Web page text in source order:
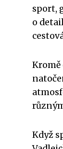
sport,
o
Kromě
Když